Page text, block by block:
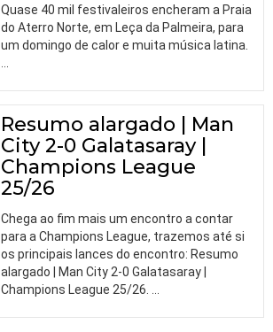
Quase 40 mil festivaleiros encheram a Praia
do Aterro Norte, em Leça da Palmeira, para
um domingo de calor e muita música latina.
Resumo alargado | Man
City 2-0 Galatasaray |
Champions League
25/26
Chega ao fim mais um encontro a contar
para a Champions League, trazemos até si
os principais lances do encontro: Resumo
alargado | Man City 2-0 Galatasaray |
Champions League 25/26.